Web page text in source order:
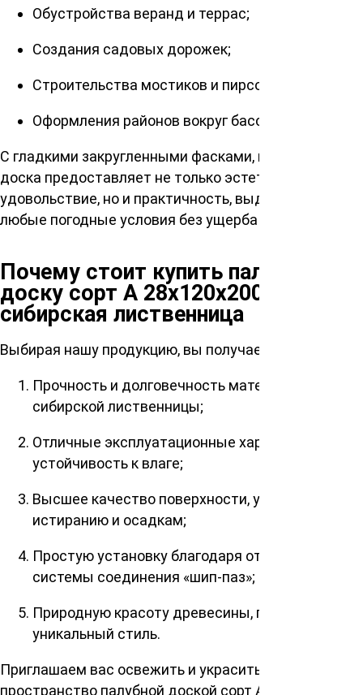
Обустройства веранд и террас;
Создания садовых дорожек;
Строительства мостиков и пирсов;
Оформления районов вокруг бассейнов.
С гладкими закругленными фасками, наша палубная
доска предоставляет не только эстетическое
удовольствие, но и практичность, выдерживая
любые погодные условия без ущерба качеству.
Почему стоит купить палубную
доску сорт А 28х120х2000мм,
сибирская лиственница
Выбирая нашу продукцию, вы получаете:
Прочность и долговечность материала
сибирской лиственницы;
Отличные эксплуатационные характеристики и
устойчивость к влаге;
Высшее качество поверхности, устойчивое к
истиранию и осадкам;
Простую установку благодаря отсутствию
системы соединения «шип-паз»;
Природную красоту древесины, придающую
уникальный стиль.
Приглашаем вас освежить и украсить ваше
пространство палубной доской сорт А от лучших